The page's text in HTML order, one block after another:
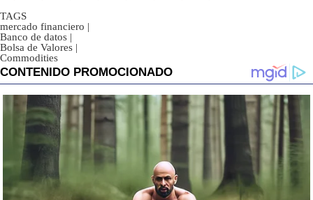
TAGS
mercado financiero |
Banco de datos |
Bolsa de Valores |
Commodities